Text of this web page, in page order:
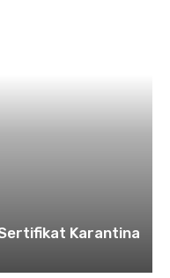
Karantina